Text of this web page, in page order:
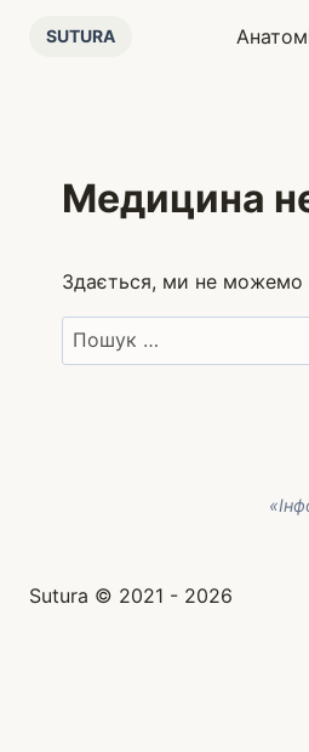
SUTURA
Медицина
Здається, ми не
Пошук:
Sutura © 2021 - 2026